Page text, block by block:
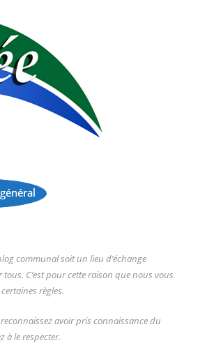
communal soit un lieu d’échange
C’est pour cette raison que nous vous
règles.
avoir pris connaissance du
à le respecter.